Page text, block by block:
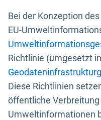
Bei der Konzeption
EU-
Richtlinie (umgesetzt
Diese Richtlinien
öffentliche
Umweltinformationen